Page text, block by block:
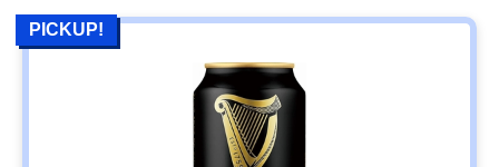
PICKUP!